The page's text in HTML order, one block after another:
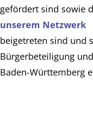
gefördert sind sowie
unserem Netzwerk
beigetreten sind und
Bürgerbeteiligung
Baden-Württemberg